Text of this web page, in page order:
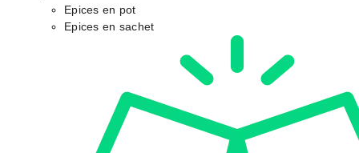
Epices en pot
Epices en sachet